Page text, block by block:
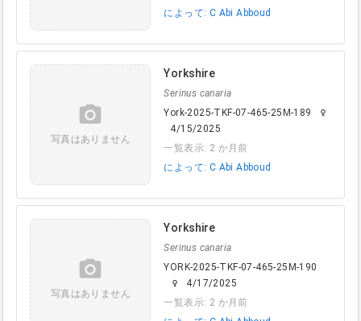
によって: C Abi Abboud
camera_alt
写真はありません
Yorkshire
Serinus canaria
York-2025-TKF-07-465-25M-189
female
4/15/2025
一覧表示: 2 か月前
によって: C Abi Abboud
camera_alt
写真はありません
Yorkshire
Serinus canaria
YORK-2025-TKF-07-465-25M-190
female
4/17/2025
一覧表示: 2 か月前